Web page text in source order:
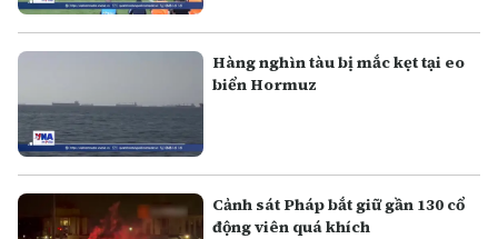
Hàng nghìn tàu bị mắc kẹt tại eo
biển Hormuz
Cảnh sát Pháp bắt giữ gần 130 cổ
động viên quá khích